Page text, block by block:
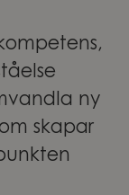
ny
skapar